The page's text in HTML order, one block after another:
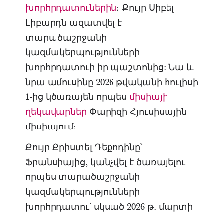
խորհրդատուներին։ Քույր Սիբել
Լիբարդն ազատվել է
տարածաշրջանի
կազմակերպությունների
խորհրդատուի իր պաշտոնից: Նա և
նրա ամուսինը 2026 թվականի հուլիսի
1-ից կծառայեն որպես միսիայի
ղեկավարներ Փարիզի Հյուսիսային
միսիայում։
Քույր Քրիստել Դեքոդինը՝
Ֆրանսիայից, կանչվել է ծառայելու
որպես տարածաշրջանի
կազմակերպությունների
խորհրդատու՝ սկսած 2026 թ․ մարտի